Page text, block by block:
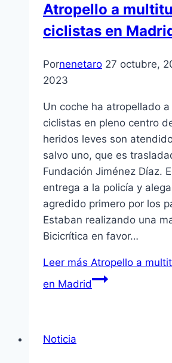
Atropello a
ciclistas en
Pornenetaro 27 octubre,
2023
Un coche ha atropellado
ciclistas en pleno centro
heridos leves son
salvo uno, que es
Fundación Jiménez Díaz.
entrega a la policía y
agredido primero por los
Estaban realizando una
Bicicrítica en favor…
Leer más Atropello a
en Madrid
Noticia